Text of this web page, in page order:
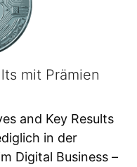
mit Prämien
and Key Results
in der
Digital Business –